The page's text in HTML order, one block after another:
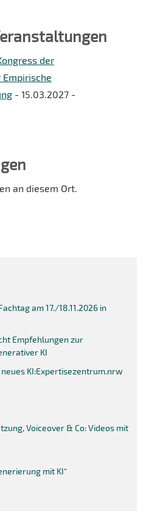
der
- 15.03.2027 -
an diesem Ort.
am 17./18.11.2026 in
Empfehlungen zur
KI
KI:Expertisezentrum.nrw
Voiceover & Co: Videos mit
mit KI“